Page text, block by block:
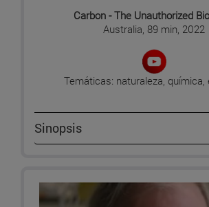
Carbon - The Unauthorized
Australia, 89 min, 2022
Temáticas: naturaleza, química,
Sinopsis